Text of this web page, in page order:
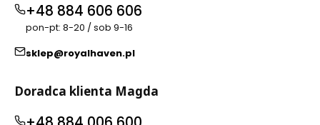
+48 884 606 606
pon-pt: 8-20 / sob 9-16
sklep@royalhaven.pl
Doradca klienta Magda